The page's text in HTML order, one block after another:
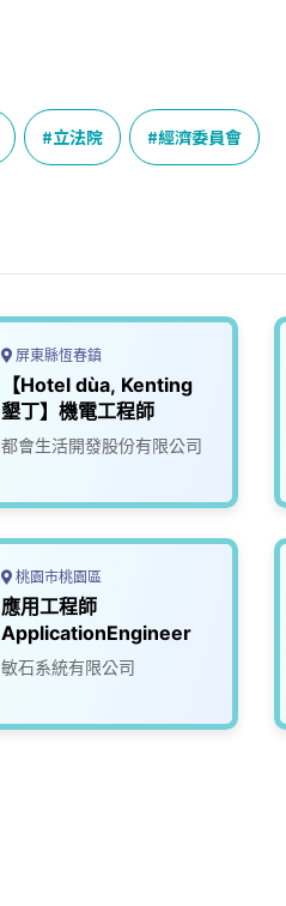
立法院 經濟委員會
屏東縣恆春鎮
【Hotel dùa, Kenting
墾丁】機電工程師
都會生活開發股份有限公司
桃園市桃園區
應用工程師
ApplicationEngineer
敏石系統有限公司